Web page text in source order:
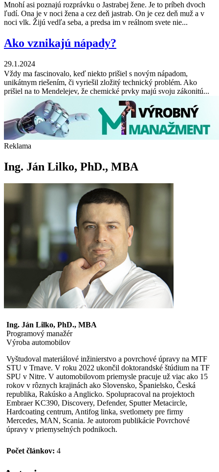
Mnohí asi poznajú rozprávku o Jastrabej žene. Je to príbeh dvoch
ľudí. Ona je v noci žena a cez deň jastrab. On je cez deň muž a v
noci vlk. Žijú vedľa seba, a predsa im v reálnom svete nie...
Ako vznikajú nápady?
29.1.2024
Vždy ma fascinovalo, keď niekto prišiel s novým nápadom,
unikátnym riešením, či vyriešil zložitý technický problém. Ako
prišiel na to Mendelejev, že chemické prvky majú svoju zákonitú...
Reklama
Ing. Ján Lilko, PhD., MBA
Ing. Ján Lilko, PhD., MBA
Programový manažér
Výroba automobilov
Vyštudoval materiálové inžinierstvo a povrchové úpravy na MTF
STU v Trnave. V roku 2022 ukončil doktorandské štúdium na TF
SPU v Nitre. V automobilovom priemysle pracuje už viac ako 15
rokov v rôznych krajinách ako Slovensko, Španielsko, Česká
republika, Rakúsko a Anglicko. Spolupracoval na projektoch
Embraer KC390, Discovery, Defender, Sputter Metacircle,
Hardcoating centrum, Antifog linka, svetlomety pre firmy
Mercedes, MAN, Scania. Je autorom publikácie Povrchové
úpravy v priemyselných podnikoch.
Počet článkov: 4